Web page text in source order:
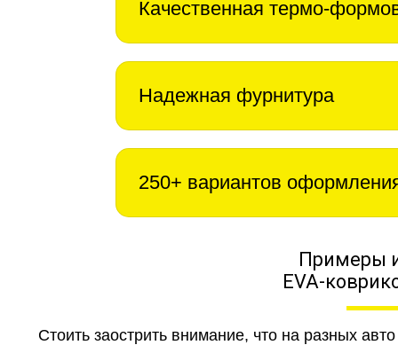
Качественная термо-
Надежная фурнитура
250+ вариантов
Примеры
EVA-
Стоить заострить внимание, что на разных